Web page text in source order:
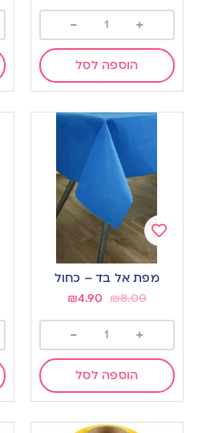
+
-
הוספה לסל
Add
מפת אל בד – כחול
₪8.00
₪4.90
+
-
הוספה לסל